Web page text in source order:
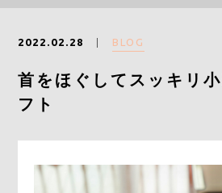
2022.02.28 BLOG
首をほぐしてスッキリ
フト
LEGAL
BLOG